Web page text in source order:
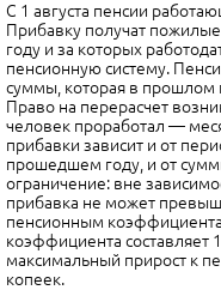
С 1 августа пенсии
Прибавку получат
году и за которых
пенсионную систему.
суммы, которая в прошлом
Право на перерасчет
человек проработал —
прибавки зависит и от
прошедшем году, и от
ограничение: вне
прибавка не может
пенсионным
коэффициента составляет
максимальный прирост к
копеек.